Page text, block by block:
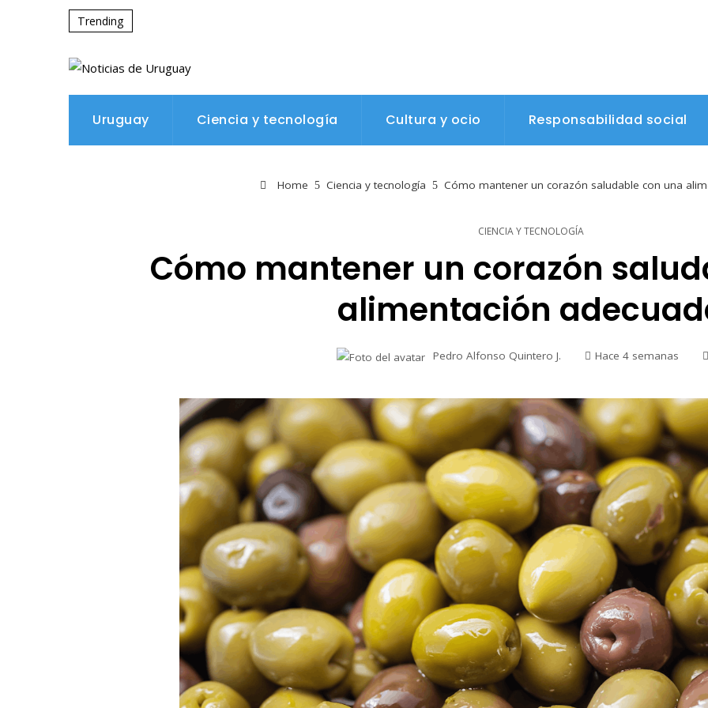
Trending
Uruguay Ciencia y tecnología Cultura y ocio Responsabilidad social
Home Ciencia y tecnología Cómo mantener un corazón saludable con una
CIENCIA Y TECNOLOGÍA
Cómo mantener un corazón
alimentación
Pedro Alfonso Quintero J. Hace 4 semanas